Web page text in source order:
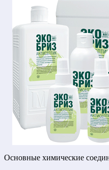
Основные химические